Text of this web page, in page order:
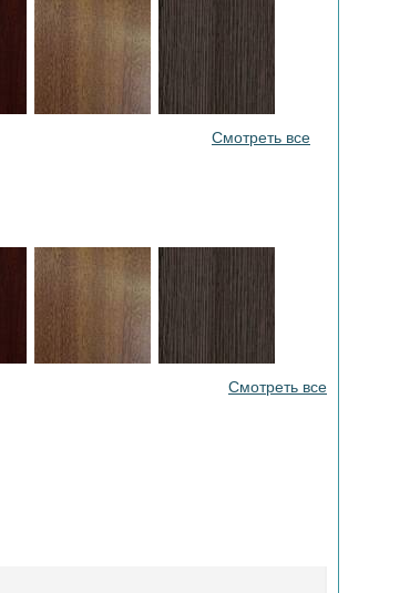
Смотреть все
Смотреть все